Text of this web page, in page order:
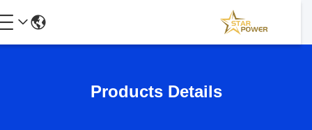
Products Details